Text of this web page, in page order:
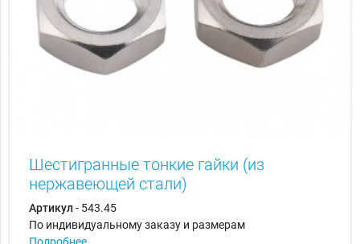
Шестигранные тонкие гайки (из
нержавеющей стали)
Артикул- 543.45
По индивидуальному заказу и размерам